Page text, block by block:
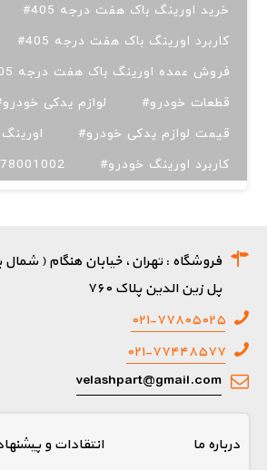
#خرید اورینگ باک هفت درجه 405
#کاربرد اورینگ باک هفت درجه 405
#فروش عمده اورینگ باک هفت درجه 405
#قطعات خودرو
#لوازم یدکی خودرو
#قیمت لوازم یدکی خودرو
#کاربرد اورینگ خودرو
فروشگاه : تهران، خیابان هنگام ( شمال
پل زین الدین پلاک ۷۶۰
۰۲۱-۷۷۸۰۵۰۲۵
۰۲۱-۷۷۴۴۸۵۷۷
velashpart@gmail.com
درباره ما
انتقادات و